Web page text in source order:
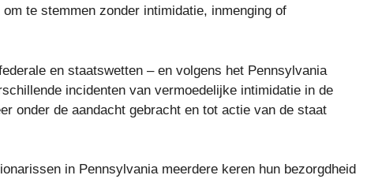
te stemmen zonder intimidatie, inmenging of
en staatswetten – en volgens het Pennsylvania
incidenten van vermoedelijke intimidatie in de
onder de aandacht gebracht en tot actie van de staat
in Pennsylvania meerdere keren hun bezorgdheid